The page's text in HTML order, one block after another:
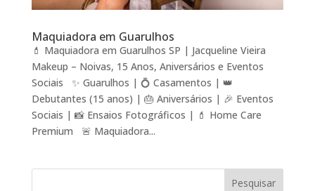
Maquiadora em Guarulhos
💄 Maquiadora em Guarulhos SP | Jacqueline Vieira
Makeup – Noivas, 15 Anos, Aniversários e Eventos
Sociais ✨ Guarulhos | 💍 Casamentos | 👑
Debutantes (15 anos) | 🎂 Aniversários | 🎉 Eventos
Sociais | 📸 Ensaios Fotográficos | 💄 Home Care
Premium 🚨 Maquiadora...
Pesquisar